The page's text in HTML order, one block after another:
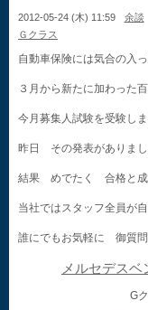
2012-05-24 (木) 11:59 余談
Ｇクラス
自動車保険には気合の入
３月から新たに加わった
今月募集人試験を受験し
昨日 その発表がありま
結果 めでたく 合格と成
当社ではスタッフ全員が
誰にでもお気軽に 御質
メルセデスベ
G